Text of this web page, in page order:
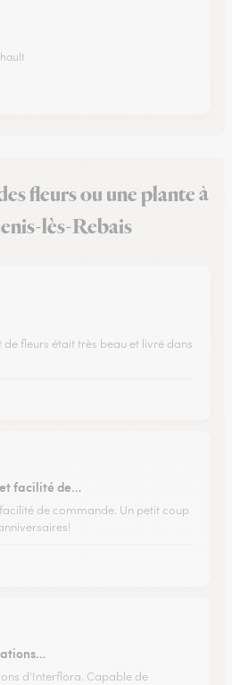
fleurs ou une plante à
lès-Rebais
fleurs était très beau et livré dans
facilité de…
de commande. Un petit coup
d'Interflora. Capable de